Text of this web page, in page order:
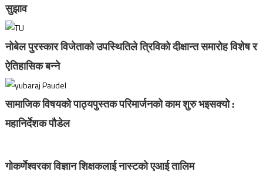
सुझाव
नोबेल पुरस्कार विजेताको उपस्थितिले त्रिविको दीक्षान्त समारोह विशेष र
ऐतिहासिक बन्ने
सामाजिक विषयको पाठ्यपुस्तक परिमार्जनको काम शुरु भइसक्यो :
महानिर्देशक पौडेल
गोकर्णेश्वरका विज्ञान शिक्षकलाई नास्टको एआई तालिम